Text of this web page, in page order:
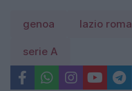
genoa lazio roma
serie A